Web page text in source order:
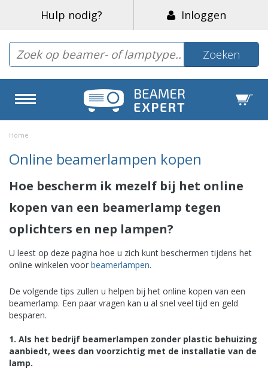
Hulp nodig? Inloggen
Zoeken
Home
Online beamerlampen kopen
Hoe bescherm ik mezelf bij het online
kopen van een beamerlamp tegen
oplichters en nep lampen?
U leest op deze pagina hoe u zich kunt beschermen tijdens het
online winkelen voor beamerlampen.
De volgende tips zullen u helpen bij het online kopen van een
beamerlamp. Een paar vragen kan u al snel veel tijd en geld
besparen.
1. Als het bedrijf beamerlampen zonder plastic behuizing
aanbiedt, wees dan voorzichtig met de installatie van de
lamp.